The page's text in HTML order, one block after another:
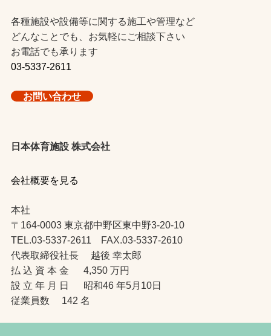
各種施設や設備等に関する施工や管理など
どんなことでも、お気軽にご相談下さい
お電話でも承ります
03-5337-2611
お問い合わせ
日本体育施設 株式会社
会社概要を見る
本社
〒164-0003 東京都中野区東中野3-20-10
TEL.03-5337-2611 FAX.03-5337-2610
代表取締役社長 越後 幸太郎
払 込 資 本 金 4,350 万円
設 立 年 月 日 昭和46 年5月10日
従業員数 142 名